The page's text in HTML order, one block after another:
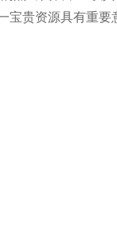
宝贵资源具有重要